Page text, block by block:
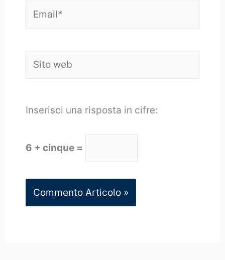
web
Inserisci una risposta in cifre:
6 + cinque =